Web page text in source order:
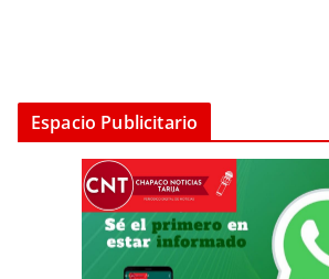
Espacio Publicitario